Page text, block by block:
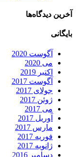
آخرین دیدگاه‌ها
بایگانی
آگوست 2020
می 2020
اکتبر 2019
آگوست 2017
جولای 2017
ژوئن 2017
می 2017
آوریل 2017
مارس 2017
فوریه 2017
ژانویه 2017
دسامبر 2016